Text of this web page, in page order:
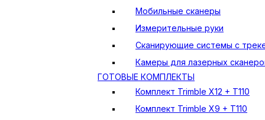
Мобильные сканеры
Измерительные руки
Сканирующие системы с
Камеры для лазерных
ГОТОВЫЕ КОМПЛЕКТЫ
Комплект Trimble X12 + T110
Комплект Trimble X9 + T110